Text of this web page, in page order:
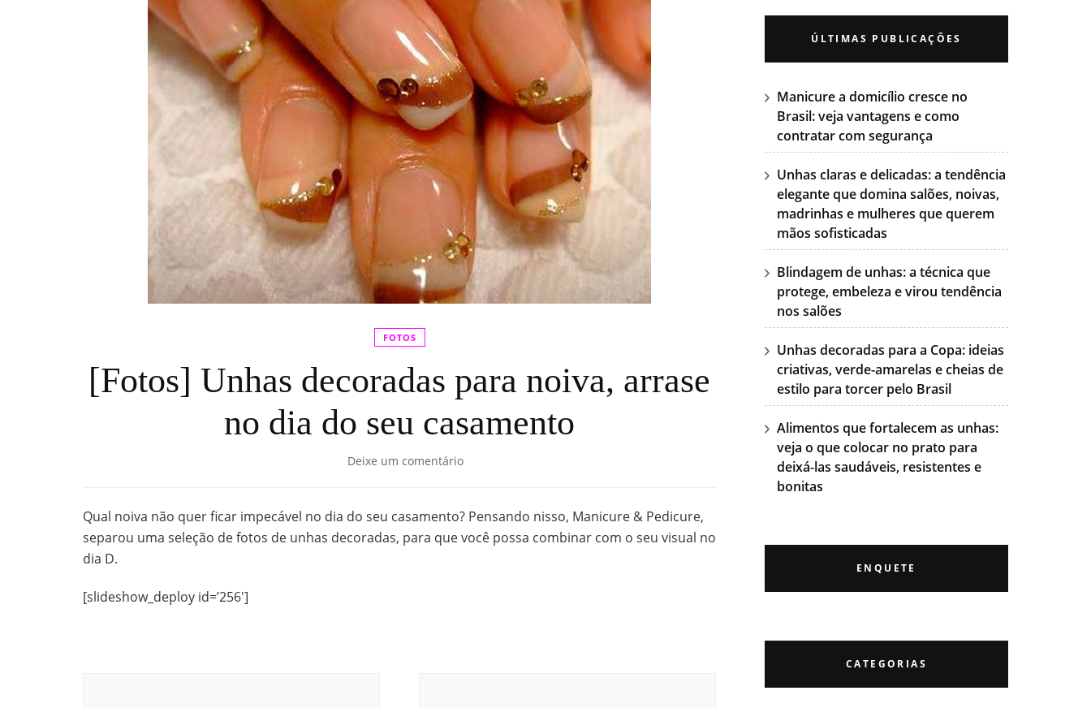
FOTOS
[Fotos] Unhas decoradas para noiva, arrase
no dia do seu casamento
Deixe um comentário
Qual noiva não quer ficar impecável no dia do seu casamento? Pensando nisso, Manicure & Pedicure,
separou uma seleção de fotos de unhas decoradas, para que você possa combinar com o seu visual no
dia D.
[slideshow_deploy id=’256′]
ÚLTIMAS PUBLICAÇÕES
Manicure a domicílio cresce no
Brasil: veja vantagens e como
contratar com segurança
Unhas claras e delicadas: a tendência
elegante que domina salões, noivas,
madrinhas e mulheres que querem
mãos sofisticadas
Blindagem de unhas: a técnica que
protege, embeleza e virou tendência
nos salões
Unhas decoradas para a Copa: ideias
criativas, verde-amarelas e cheias de
estilo para torcer pelo Brasil
Alimentos que fortalecem as unhas:
veja o que colocar no prato para
deixá-las saudáveis, resistentes e
bonitas
ENQUETE
CATEGORIAS